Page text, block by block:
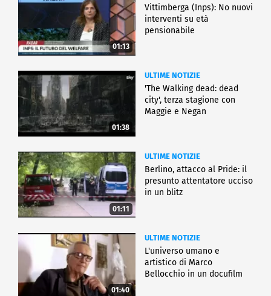
01:13
Vittimberga (Inps): No nuovi
interventi su età
pensionabile
01:38
ULTIME NOTIZIE
'The Walking dead: dead
city', terza stagione con
Maggie e Negan
01:11
ULTIME NOTIZIE
Berlino, attacco al Pride: il
presunto attentatore ucciso
in un blitz
01:40
ULTIME NOTIZIE
L'universo umano e
artistico di Marco
Bellocchio in un docufilm